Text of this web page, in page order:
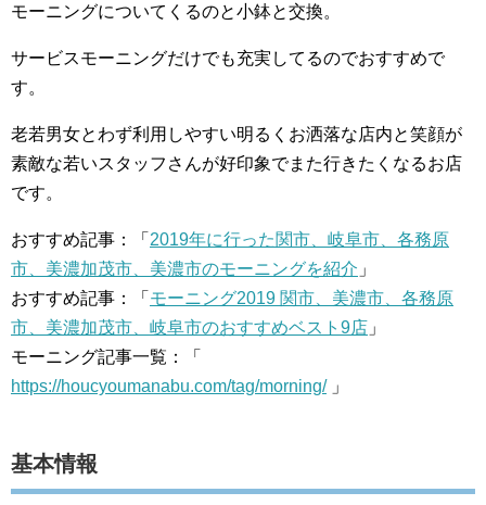
モーニングについてくるのと小鉢と交換。
サービスモーニングだけでも充実してるのでおすすめで
す。
老若男女とわず利用しやすい明るくお洒落な店内と笑顔が
素敵な若いスタッフさんが好印象でまた行きたくなるお店
です。
おすすめ記事：「 2019年に行った関市、岐阜市、各務原
市、美濃加茂市、美濃市のモーニングを紹介 」
おすすめ記事：「 モーニング2019 関市、美濃市、各務原
市、美濃加茂市、岐阜市のおすすめベスト9店 」
モーニング記事一覧：「
https://houcyoumanabu.com/tag/morning/」
基本情報